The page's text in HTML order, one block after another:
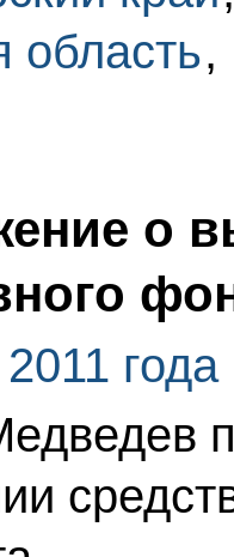
область,
о
года